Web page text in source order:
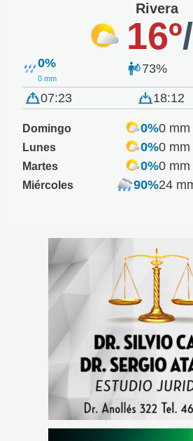
Rivera
16º/
0%
0 mm
73%
07:23 18:12
Domingo 0%0 mm
Lunes
0%0 mm
Martes
0%0 mm
Miércoles
90%24